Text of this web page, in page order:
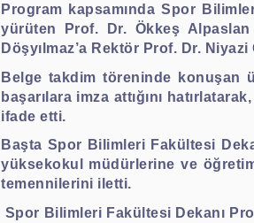
Program kapsamında Spor
yürüten Prof. Dr. Ökkeş
Döşyılmaz’a Rektör Prof. Dr.
Belge takdim töreninde konuşan
başarılara imza attığını
ifade etti.
Başta Spor Bilimleri Fakültesi
yüksekokul müdürlerine ve
temennilerini iletti.
Spor Bilimleri Fakültesi Dekanı